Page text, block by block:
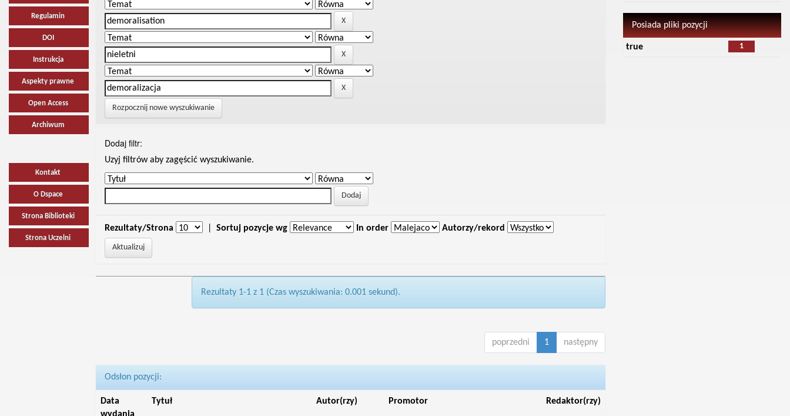
Regulamin
DOI
Instrukcja
Aspekty prawne
Open Access
Archiwum
Kontakt
O Dspace
Strona Biblioteki
Strona Uczelni
Rozpocznij nowe wyszukiwanie
Dodaj filtr:
Uzyj filtrów aby zagęścić wyszukiwanie.
Rezultaty/Strona Sortuj pozycje wg In order Autorzy/rekord
Rezultaty 1-1 z 1 (Czas wyszukiwania: 0.001 sekund).
poprzedni 1 następny
Odsłon pozycji:
Data
Tytuł Autor(rzy) Promotor Redaktor(rzy)
Posiada pliki pozycji
1
true